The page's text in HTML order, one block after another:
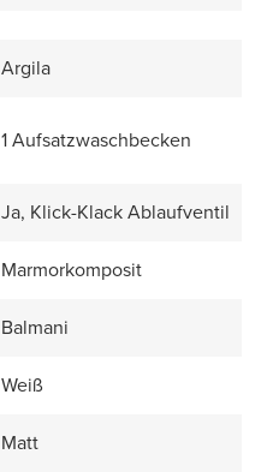
Argila
1 Aufsatzwaschbecken
Ja, Klick-Klack Ablaufventil
Marmorkomposit
Balmani
Weiß
Matt